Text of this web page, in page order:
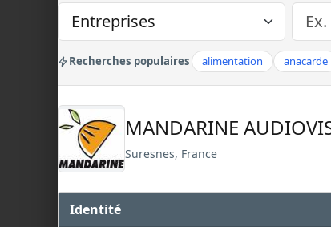
Recherches populaires alimentation anacarde
MANDARINE
Suresnes, France
Identité